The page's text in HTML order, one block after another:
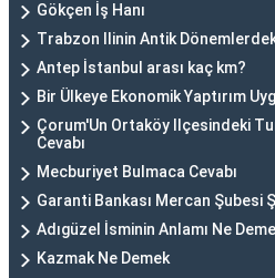
Gökçen İş Hanı
Trabzon Ilinin Antik
Antep İstanbul arası kaç km?
Bir Ülkeye Ekonomik Yaptırım
Çorum'Un Ortaköy Ilçesindeki
Cevabı
Mecburiyet Bulmaca Cevabı
Garanti Bankası Mercan Şubesi
Adıgüzel İsminin Anlamı Ne
Kazmak Ne Demek